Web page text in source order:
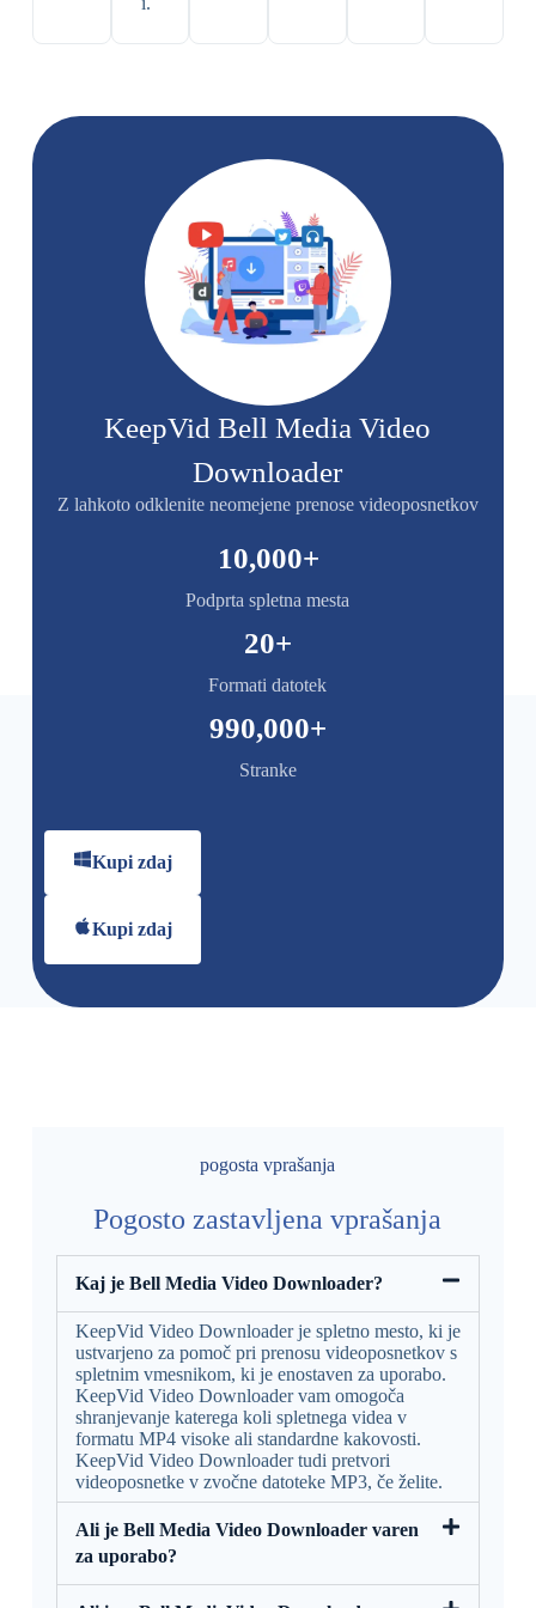
KeepVid Bell Media Video
Downloader
Z lahkoto odklenite neomejene prenose videoposnetkov
Podprta spletna mesta
10,000+
Formati datotek
20+
Stranke
990,000+
Kupi zdaj
Kupi zdaj
pogosta vprašanja
Pogosto zastavljena vprašanja
Kaj je Bell Media Video Downloader?
KeepVid Video Downloader je spletno mesto, ki je
ustvarjeno za pomoč pri prenosu videoposnetkov s
spletnim vmesnikom, ki je enostaven za uporabo.
KeepVid Video Downloader vam omogoča
shranjevanje katerega koli spletnega videa v
formatu MP4 visoke ali standardne kakovosti.
KeepVid Video Downloader tudi pretvori
videoposnetke v zvočne datoteke MP3, če želite.
Ali je Bell Media Video Downloader varen
za uporabo?